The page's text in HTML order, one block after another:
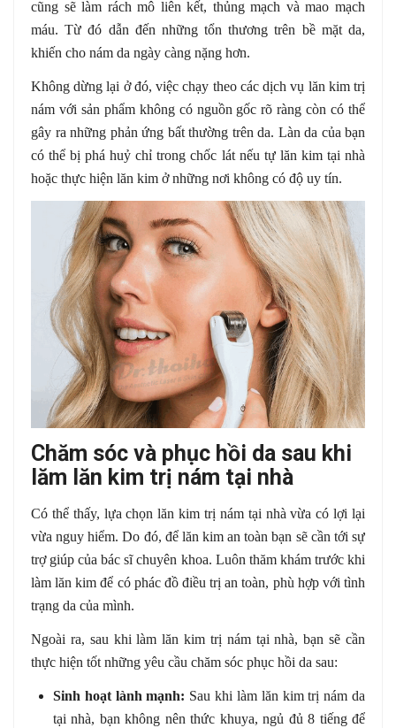
cũng sẽ làm rách mô liên kết, thủng mạch và mao mạch
máu. Từ đó dẫn đến những tổn thương trên bề mặt da,
khiến cho nám da ngày càng nặng hơn.
Không dừng lại ở đó, việc chạy theo các dịch vụ lăn kim trị
nám với sản phẩm không có nguồn gốc rõ ràng còn có thể
gây ra những phản ứng bất thường trên da. Làn da của bạn
có thể bị phá huỷ chỉ trong chốc lát nếu tự lăn kim tại nhà
hoặc thực hiện lăn kim ở những nơi không có độ uy tín.
Chăm sóc và phục hồi da sau khi
lăm lăn kim trị nám tại nhà
Có thể thấy, lựa chọn lăn kim trị nám tại nhà vừa có lợi lại
vừa nguy hiểm. Do đó, để lăn kim an toàn bạn sẽ cần tới sự
trợ giúp của bác sĩ chuyên khoa. Luôn thăm khám trước khi
làm lăn kim để có phác đồ điều trị an toàn, phù hợp với tình
trạng da của mình.
Ngoài ra, sau khi làm lăn kim trị nám tại nhà, bạn sẽ cần
thực hiện tốt những yêu cầu chăm sóc phục hồi da sau:
Sinh hoạt lành mạnh: Sau khi làm lăn kim trị nám da
tại nhà, bạn không nên thức khuya, ngủ đủ 8 tiếng để